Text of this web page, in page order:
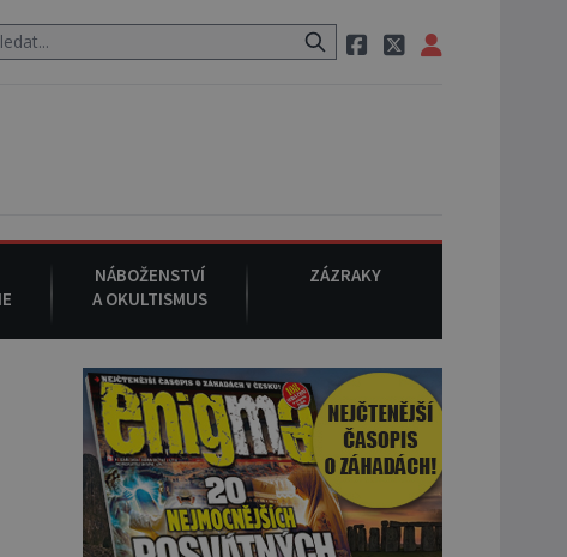
původu. : Na americké městečko
NÁBOŽENSTVÍ
A OKULTISMUS
ZÁZRAKY